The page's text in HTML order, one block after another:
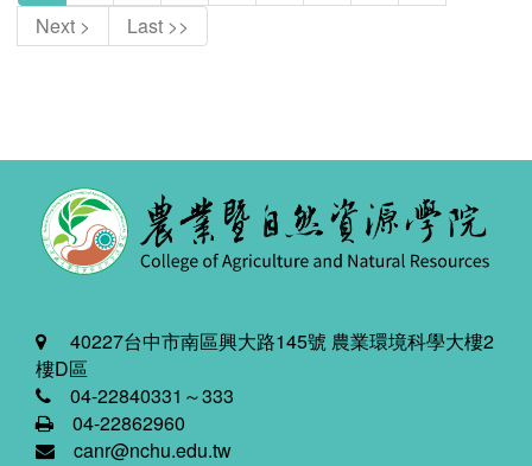
Next >
Last >>
40227台中市南區興大路145號 農業環境科學大樓2
樓D區
04-22840331～333
04-22862960
canr@nchu.edu.tw